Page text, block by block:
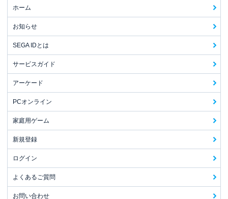
ホーム
お知らせ
SEGA IDとは
サービスガイド
アーケード
PCオンライン
家庭用ゲーム
新規登録
ログイン
よくあるご質問
お問い合わせ